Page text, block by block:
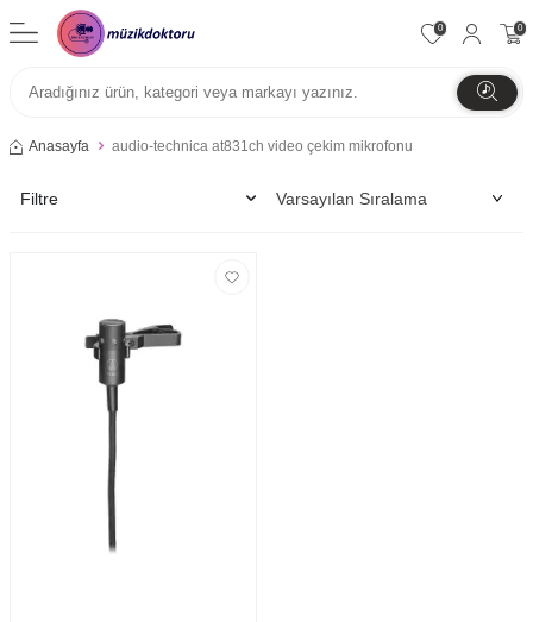
0 0
Anasayfa audio-technica at831ch video çekim mikrofonu
Filtre